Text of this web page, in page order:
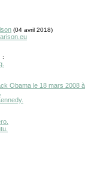
(04 avril 2018)
:
Obama le 18 mars 2008